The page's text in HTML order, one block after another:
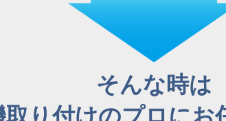
そんな時は
取り付けのプロにお